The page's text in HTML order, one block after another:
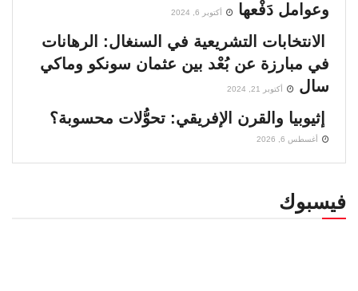
وعوامل دَفْعها
أكتوبر 6, 2024
الانتخابات التشريعية في السنغال: الرهانات
في مبارزة عن بُعْد بين عثمان سونكو وماكي
سال
أكتوبر 21, 2024
إثيوبيا والقرن الإفريقي: تحوُّلات محسوبة؟
أغسطس 6, 2026
فيسبوك